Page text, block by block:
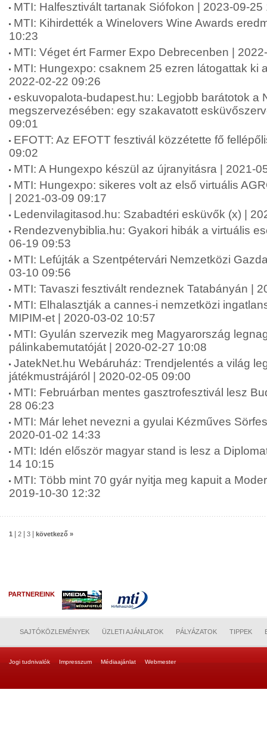
MTI: Halfesztivált tartanak Siófokon | 2023-09-25
MTI: Kihirdették a Winelovers Wine Awards
10:23
MTI: Véget ért Farmer Expo Debrecenben |
MTI: Hungexpo: csaknem 25 ezren látogattak ki
2022-02-22 09:26
eskuvopalota-budapest.hu: Legjobb barátotok a
megszervezésében: egy szakavatott
09:01
EFOTT: Az EFOTT fesztivál közzétette fő
09:02
MTI: A Hungexpo készül az újranyitásra | 2021-
MTI: Hungexpo: sikeres volt az első virtuális
| 2021-03-09 09:17
Ledenvilagitasod.hu: Szabadtéri esküvők (x) |
Rendezvenybiblia.hu: Gyakori hibák a virtuális
06-19 09:53
MTI: Lefújták a Szentpétervári Nemzetközi
03-10 09:56
MTI: Tavaszi fesztivált rendeznek Tatabányán |
MTI: Elhalasztják a cannes-i nemzetközi
MIPIM-et | 2020-03-02 10:57
MTI: Gyulán szervezik meg Magyarország
pálinkabemutatóját | 2020-02-27 10:08
JatekNet.hu Webáruház: Trendjelentés a világ
játékmustrájáról | 2020-02-05 09:00
MTI: Februárban mentes gasztrofesztivál lesz
28 06:23
MTI: Már lehet nevezni a gyulai Kézműves
2020-01-02 14:33
MTI: Idén először magyar stand is lesz a
14 10:15
MTI: Több mint 70 gyár nyitja meg kapuit a
2019-10-30 12:32
1 2 3 következő »
PARTNEREINK
SAJTÓKÖZLEMÉNYEK ÜZLETI AJÁNLATOK PÁLYÁZATOK TIPPEK
Jogi tudnivalók Impresszum Médiaajánlat Webmester